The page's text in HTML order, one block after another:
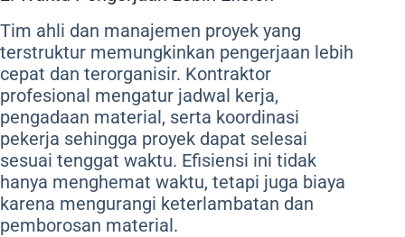
Tim ahli dan manajemen proyek yang
terstruktur memungkinkan pengerjaan lebih
cepat dan terorganisir. Kontraktor
profesional mengatur jadwal kerja,
pengadaan material, serta koordinasi
pekerja sehingga proyek dapat selesai
sesuai tenggat waktu. Efisiensi ini tidak
hanya menghemat waktu, tetapi juga biaya
karena mengurangi keterlambatan dan
pemborosan material.